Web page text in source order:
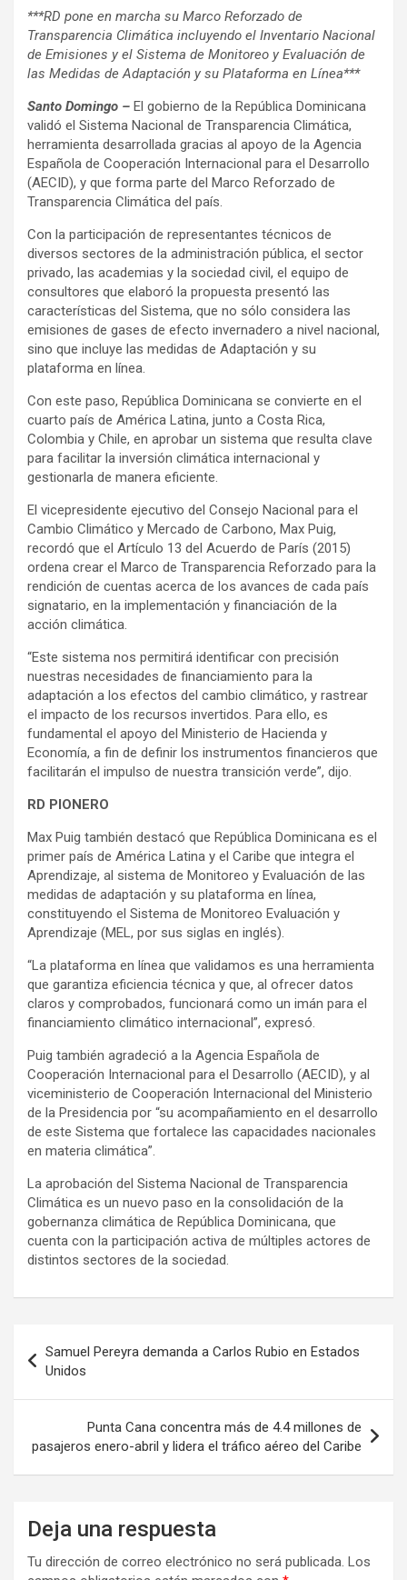
***RD pone en marcha su Marco Reforzado de
Transparencia Climática incluyendo el Inventario Nacional
de Emisiones y el Sistema de Monitoreo y Evaluación de
las Medidas de Adaptación y su Plataforma en Línea***
Santo Domingo – El gobierno de la República Dominicana
validó el Sistema Nacional de Transparencia Climática,
herramienta desarrollada gracias al apoyo de la Agencia
Española de Cooperación Internacional para el Desarrollo
(AECID), y que forma parte del Marco Reforzado de
Transparencia Climática del país.
Con la participación de representantes técnicos de
diversos sectores de la administración pública, el sector
privado, las academias y la sociedad civil, el equipo de
consultores que elaboró la propuesta presentó las
características del Sistema, que no sólo considera las
emisiones de gases de efecto invernadero a nivel nacional,
sino que incluye las medidas de Adaptación y su
plataforma en línea.
Con este paso, República Dominicana se convierte en el
cuarto país de América Latina, junto a Costa Rica,
Colombia y Chile, en aprobar un sistema que resulta clave
para facilitar la inversión climática internacional y
gestionarla de manera eficiente.
El vicepresidente ejecutivo del Consejo Nacional para el
Cambio Climático y Mercado de Carbono, Max Puig,
recordó que el Artículo 13 del Acuerdo de París (2015)
ordena crear el Marco de Transparencia Reforzado para la
rendición de cuentas acerca de los avances de cada país
signatario, en la implementación y financiación de la
acción climática.
“Este sistema nos permitirá identificar con precisión
nuestras necesidades de financiamiento para la
adaptación a los efectos del cambio climático, y rastrear
el impacto de los recursos invertidos. Para ello, es
fundamental el apoyo del Ministerio de Hacienda y
Economía, a fin de definir los instrumentos financieros que
facilitarán el impulso de nuestra transición verde”, dijo.
RD PIONERO
Max Puig también destacó que República Dominicana es el
primer país de América Latina y el Caribe que integra el
Aprendizaje, al sistema de Monitoreo y Evaluación de las
medidas de adaptación y su plataforma en línea,
constituyendo el Sistema de Monitoreo Evaluación y
Aprendizaje (MEL, por sus siglas en inglés).
“La plataforma en línea que validamos es una herramienta
que garantiza eficiencia técnica y que, al ofrecer datos
claros y comprobados, funcionará como un imán para el
financiamiento climático internacional”, expresó.
Puig también agradeció a la Agencia Española de
Cooperación Internacional para el Desarrollo (AECID), y al
viceministerio de Cooperación Internacional del Ministerio
de la Presidencia por “su acompañamiento en el desarrollo
de este Sistema que fortalece las capacidades nacionales
en materia climática”.
La aprobación del Sistema Nacional de Transparencia
Climática es un nuevo paso en la consolidación de la
gobernanza climática de República Dominicana, que
cuenta con la participación activa de múltiples actores de
distintos sectores de la sociedad.
de
entradas
Samuel Pereyra demanda a Carlos Rubio en Estados
Unidos
Punta Cana concentra más de 4.4 millones de
pasajeros enero-abril y lidera el tráfico aéreo del Caribe
Deja una respuesta
Tu dirección de correo electrónico no será publicada. Los